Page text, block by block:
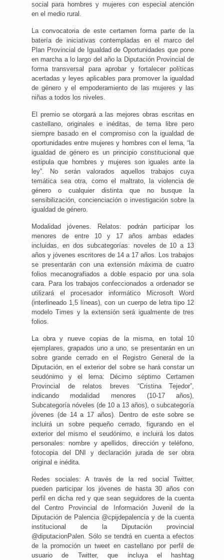
social para hombres y mujeres con especial atención
en el medio rural.
La convocatoria de este certamen forma parte de la
batería de iniciativas contempladas en el marco del
Plan Provincial de Igualdad de Oportunidades que pone
en marcha a lo largo del año la Diputación Provincial de
forma transversal para aprobar y fortalecer políticas
acertadas y leyes aplicables para promover la igualdad
de género y el empoderamiento de las mujeres y las
niñas a todos los niveles.
El premio se otorgará a las mejores obras escritas en
castellano, originales e inéditas, de tema libre pero
siempre basado en el compromiso con la igualdad de
oportunidades entre mujeres y hombres con el lema, “la
igualdad de género es un principio constitucional que
estipula que hombres y mujeres son iguales ante la
ley”. No serán valorados aquellos trabajos cuya
temática sea otra, como el maltrato, la violencia de
género o cualquier distinta que no busque la
sensibilización, concienciación o investigación sobre la
igualdad de género.
Modalidad jóvenes. Relatos: podrán participar los
menores de entre 10 y 17 años ambas edades
incluidas, en dos subcategorías: noveles de 10 a 13
años y jóvenes escritores de 14 a 17 años. Los trabajos
se presentarán con una extensión máxima de cuatro
folios mecanografiados a doble espacio por una sola
cara. Para los trabajos confeccionados a ordenador se
utilizará el procesador informático Microsoft Word
(interlineado 1,5 líneas), con un cuerpo de letra tipo 12
modelo Times y la extensión será igualmente de tres
folios.
La obra y nueve copias de la misma, en total 10
ejemplares, grapados uno a uno, se presentarán en un
sobre grande cerrado en el Registro General de la
Diputación, en el exterior del sobre se hará constar un
seudónimo y el lema: Décimo séptimo Certamen
Provincial de relatos breves “Cristina Tejedor”,
indicando modalidad menores (10-17 años),
Subcategoría nóveles (de 10 a 13 años), o subcategoría
jóvenes (de 14 a 17 años). Dentro de este sobre se
incluirá un sobre pequeño cerrado, figurando en el
exterior del mismo el seudónimo, e incluirá los datos
personales: nombre y apellidos, dirección y teléfono,
fotocopia del DNI y declaración jurada de ser obra
original e inédita.
Redes sociales: A través de la red social Twitter,
pueden participar los jóvenes de hasta 30 años con
perfil en dicha red y que sean seguidores de la cuenta
del Centro Provincial de Información Juvenil de la
Diputación de Palencia @cpijdepalencia y de la cuenta
institucional de la Diputación provincial
@diputacionPalen. Sólo se tendrá en cuenta a efectos
de la promoción un tweet en castellano por perfil de
usuario de Twitter, que incluya el hashtag